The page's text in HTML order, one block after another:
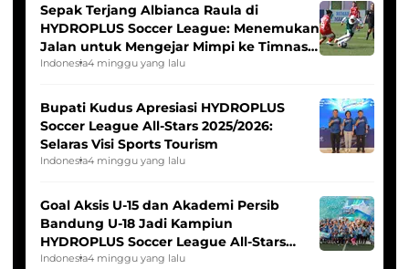
Sepak Terjang Albianca Raula di
HYDROPLUS Soccer League: Menemukan
Jalan untuk Mengejar Mimpi ke Timnas
Indonesia Putri
Indonesia4 minggu yang lalu
Bupati Kudus Apresiasi HYDROPLUS
Soccer League All-Stars 2025/2026:
Selaras Visi Sports Tourism
Indonesia4 minggu yang lalu
Goal Aksis U-15 dan Akademi Persib
Bandung U-18 Jadi Kampiun
HYDROPLUS Soccer League All-Stars
2025/2026
Indonesia4 minggu yang lalu